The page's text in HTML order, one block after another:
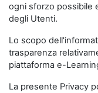
ogni sforzo possibile
degli Utenti.
Lo scopo
trasparenza
piattaforma e-
La presente Privacy